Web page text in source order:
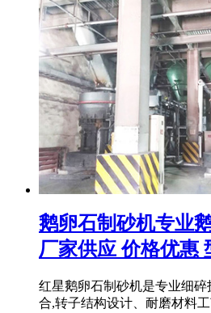
鹅卵石制砂机专业
厂家供应 价格优惠
红星鹅卵石制砂机是专业细
合,转子结构设计、耐磨材料